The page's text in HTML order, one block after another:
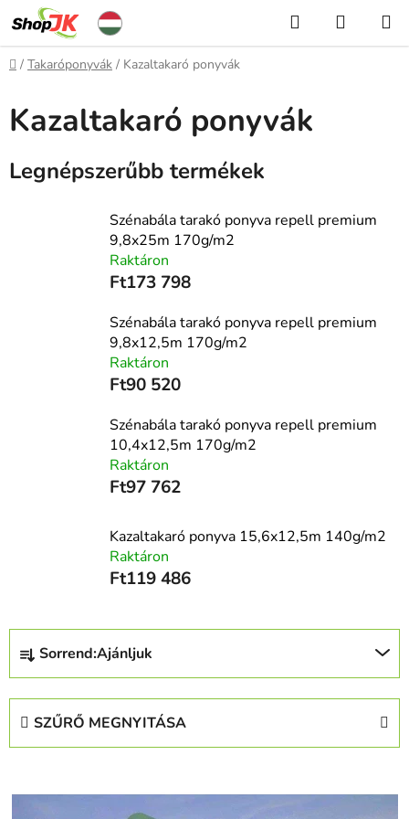
Ugrás
fő
tartalomhoz
KeresésKOSÁR
Kezdőlap
/ Takaróponyvák / Kazaltakaró ponyvák
Kazaltakaró ponyvák
Legnépszerűbb termékek
Szénabála tarakó ponyva repell premium
9,8x25m 170g/m2
Raktáron
Ft173 798
Szénabála tarakó ponyva repell premium
9,8x12,5m 170g/m2
Raktáron
Ft90 520
Szénabála tarakó ponyva repell premium
10,4x12,5m 170g/m2
Raktáron
Ft97 762
Kazaltakaró ponyva 15,6x12,5m 140g/m2
Raktáron
Ft119 486
T
r
m
Sorrend:Ajánljuk
SZŰRŐ MEGNYITÁSA
e